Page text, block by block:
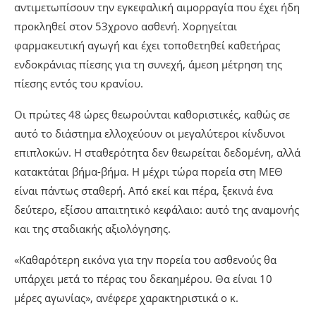
αντιμετωπίσουν την εγκεφαλική αιμορραγία που έχει ήδη
προκληθεί στον 53χρονο ασθενή. Χορηγείται
φαρμακευτική αγωγή και έχει τοποθετηθεί καθετήρας
ενδοκράνιας πίεσης για τη συνεχή, άμεση μέτρηση της
πίεσης εντός του κρανίου.
Οι πρώτες 48 ώρες θεωρούνται καθοριστικές, καθώς σε
αυτό το διάστημα ελλοχεύουν οι μεγαλύτεροι κίνδυνοι
επιπλοκών. Η σταθερότητα δεν θεωρείται δεδομένη, αλλά
κατακτάται βήμα-βήμα. Η μέχρι τώρα πορεία στη ΜΕΘ
είναι πάντως σταθερή. Από εκεί και πέρα, ξεκινά ένα
δεύτερο, εξίσου απαιτητικό κεφάλαιο: αυτό της αναμονής
και της σταδιακής αξιολόγησης.
«Καθαρότερη εικόνα για την πορεία του ασθενούς θα
υπάρχει μετά το πέρας του δεκαημέρου. Θα είναι 10
μέρες αγωνίας», ανέφερε χαρακτηριστικά ο κ.